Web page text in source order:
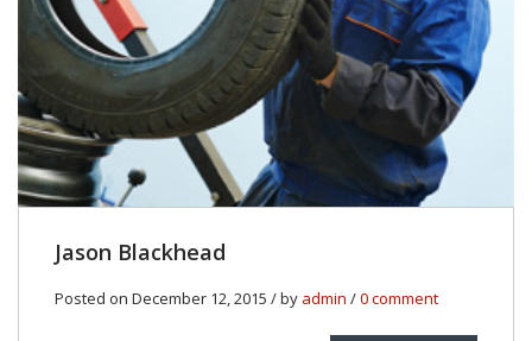
Jason Blackhead
Posted on December 12, 2015 / by admin /0 comment